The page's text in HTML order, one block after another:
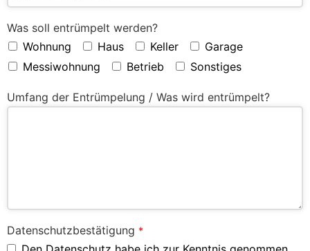
Was soll entrümpelt werden?
Wohnung
Haus Keller
Garage
Messiwohnung
Betrieb Sonstiges
Umfang der Entrümpelung / Was wird entrümpelt?
Datenschutzbestätigung *